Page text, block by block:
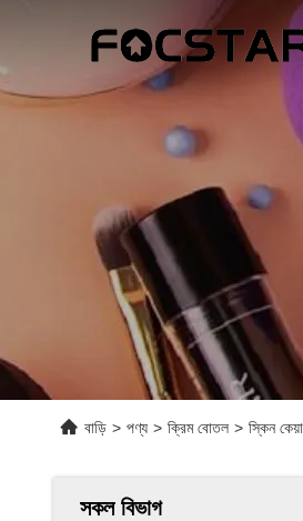
বাড়ি > পণ্য > ক্রিম বোতল > স্কিন
সকল বিভাগ